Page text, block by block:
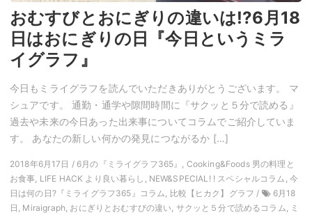
おむすびとおにぎりの違いは!?6月18
日はおにぎりの日『今日というミラ
イグラフ』
今日もミライグラフを読んでいただきありがとうございます。 マ
シュアです。 通勤・通学や隙間時間に『サクッと５分で読める』
過去や未来の今日あった出来事についてコラムでご紹介していま
す。 あなたの新しい何かの発見につながるか […]
2018年6月17日 / 6月の『ミライグラフ365』, Cooking&Foods 男の料理と
お食事, LIFE HACK より良い暮らし, NEW&SPECIAL! ! スペシャルコラム, 今
日は何の日?『ミライグラフ365』コラム, 比較【ヒカク】グラフ /
6月18
日, Miraigraph, おにぎりとおむすびの違い, サクッと５分で読めるコラム, ミ